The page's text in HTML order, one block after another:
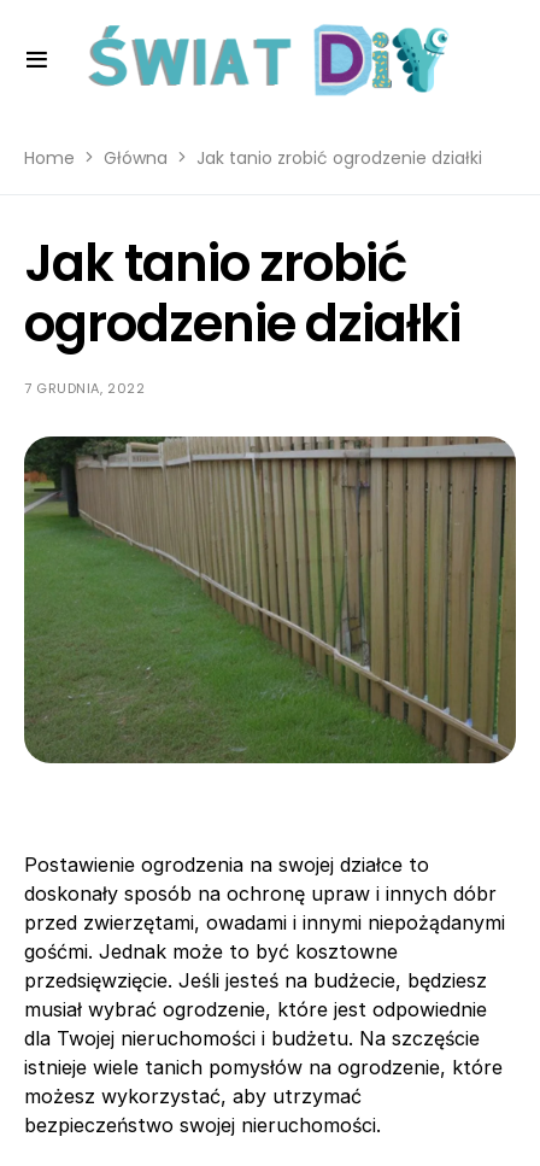
Home Główna Jak tanio zrobić ogrodzenie działki
Jak tanio zrobić
ogrodzenie działki
7 GRUDNIA, 2022
Postawienie ogrodzenia na swojej działce to
doskonały sposób na ochronę upraw i innych dóbr
przed zwierzętami, owadami i innymi niepożądanymi
gośćmi. Jednak może to być kosztowne
przedsięwzięcie. Jeśli jesteś na budżecie, będziesz
musiał wybrać ogrodzenie, które jest odpowiednie
dla Twojej nieruchomości i budżetu. Na szczęście
istnieje wiele tanich pomysłów na ogrodzenie, które
możesz wykorzystać, aby utrzymać
bezpieczeństwo swojej nieruchomości.